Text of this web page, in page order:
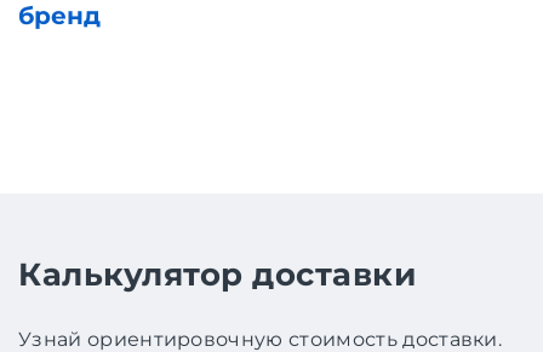
бренд
Калькулятор доставки
Узнай ориентировочную стоимость доставки.